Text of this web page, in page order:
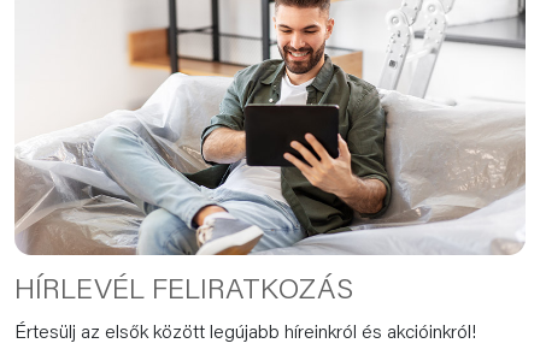
HÍRLEVÉL FELIRATKOZÁS
Értesülj az elsők között legújabb híreinkról és akcióinkról!